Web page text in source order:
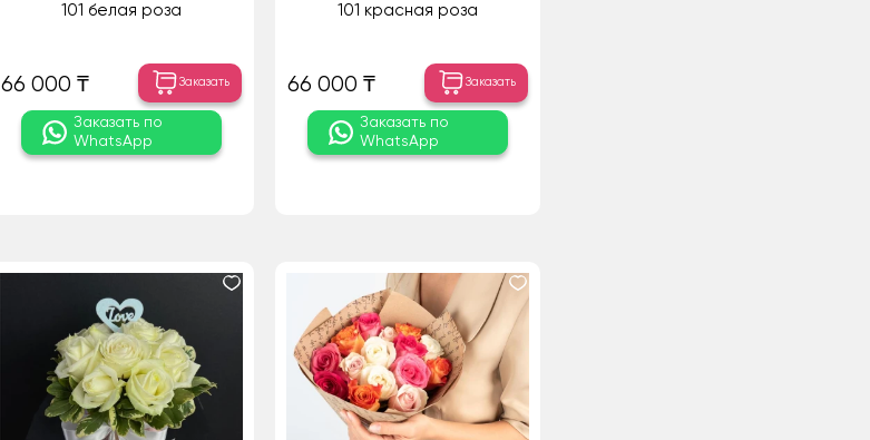
101 белая роза
66 000 ₸ Заказать
Заказать по
WhatsApp
101 красная роза
66 000 ₸ Заказать
Заказать по
WhatsApp